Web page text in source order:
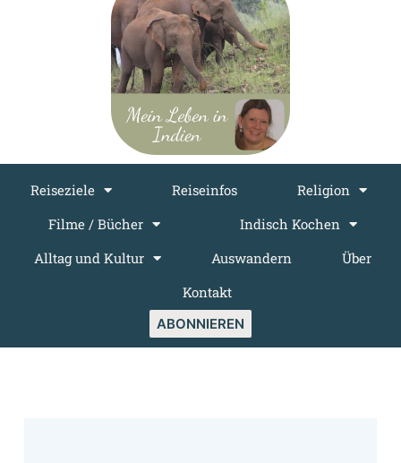
Reiseziele Reiseinfos
Religion
Filme / Bücher
Indisch Kochen
Alltag und Kultur
Auswandern
Über
Kontakt
ABONNIEREN